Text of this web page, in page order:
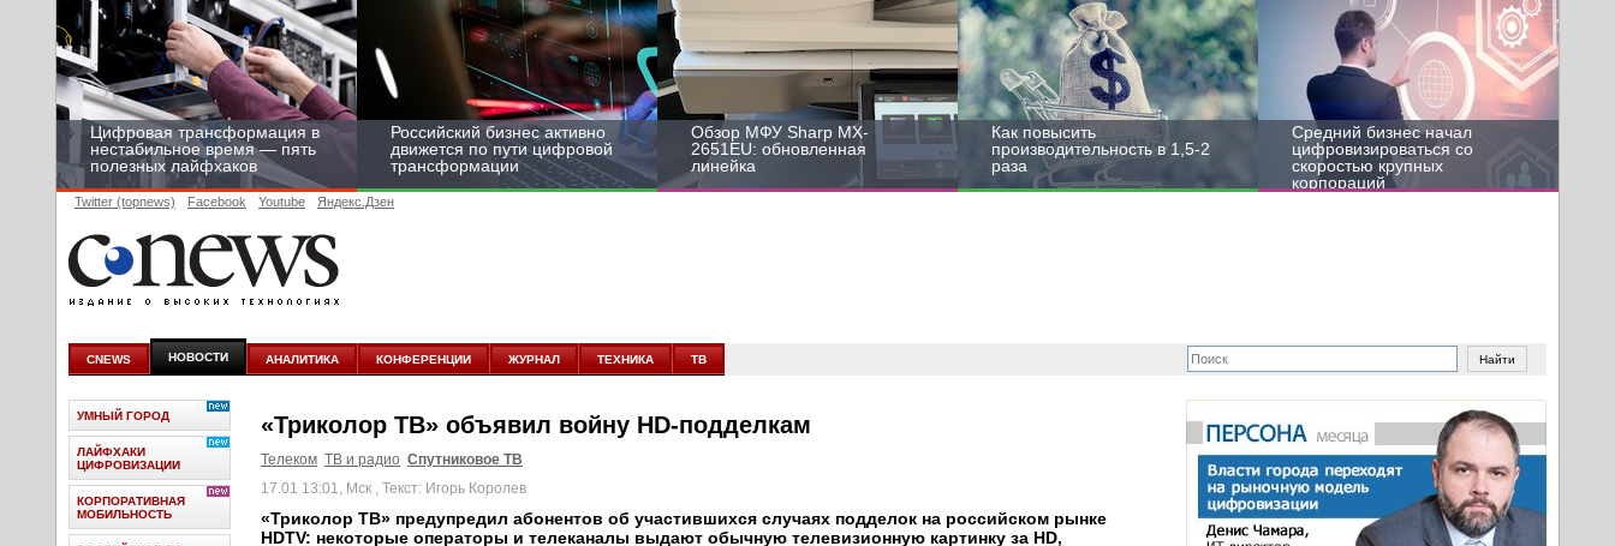
Цифровая трансформация в
нестабильное время — пять
полезных лайфхаков
Российский бизнес активно
движется по пути цифровой
трансформации
Обзор МФУ Sharp MX-
2651EU: обновленная
линейка
Как повысить
производительность в 1,5-2
раза
Средний бизнес начал
цифровизироваться со
скоростью крупных
корпораций
Twitter (topnews) Facebook Youtube Яндекс.Дзен
CNEWS НОВОСТИ АНАЛИТИКА КОНФЕРЕНЦИИ ЖУРНАЛ ТЕХНИКА ТВ
«Триколор ТВ» объявил войну HD-подделкам
Телеком ТВ и радио Спутниковое ТВ
17.01 13:01, Мск , Текст: Игорь Королев
«Триколор ТВ» предупредил абонентов об участившихся случаях подделок на российском рынке
HDTV: некоторые операторы и телеканалы выдают обычную телевизионную картинку за HD,
УМНЫЙ ГОРОД
ЛАЙФХАКИ
ЦИФРОВИЗАЦИИ
КОРПОРАТИВНАЯ
МОБИЛЬНОСТЬ